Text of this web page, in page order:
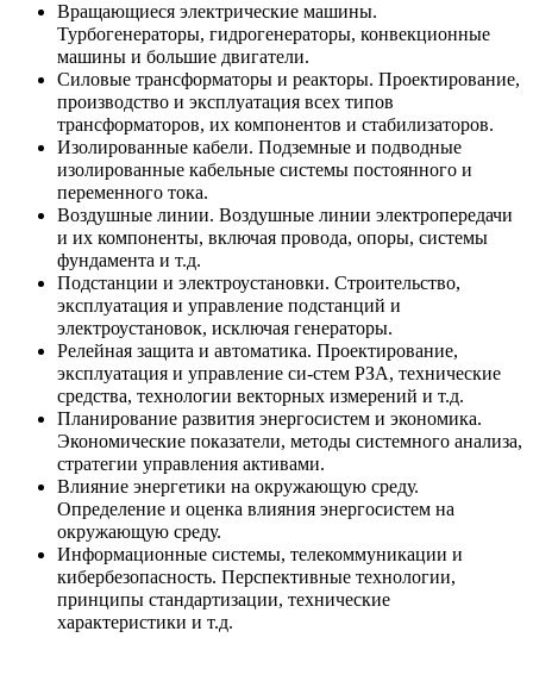
Вращающиеся электрические машины.
Турбогенераторы, гидрогенераторы, конвекционные
машины и большие двигатели.
Силовые трансформаторы и реакторы. Проектирование,
производство и эксплуатация всех типов
трансформаторов, их компонентов и стабилизаторов.
Изолированные кабели. Подземные и подводные
изолированные кабельные системы постоянного и
переменного тока.
Воздушные линии. Воздушные линии электропередачи
и их компоненты, включая провода, опоры, системы
фундамента и т.д.
Подстанции и электроустановки. Строительство,
эксплуатация и управление подстанций и
электроустановок, исключая генераторы.
Релейная защита и автоматика. Проектирование,
эксплуатация и управление си-стем РЗА, технические
средства, технологии векторных измерений и т.д.
Планирование развития энергосистем и экономика.
Экономические показатели, методы системного анализа,
стратегии управления активами.
Влияние энергетики на окружающую среду.
Определение и оценка влияния энергосистем на
окружающую среду.
Информационные системы, телекоммуникации и
кибербезопасность. Перспективные технологии,
принципы стандартизации, технические
характеристики и т.д.